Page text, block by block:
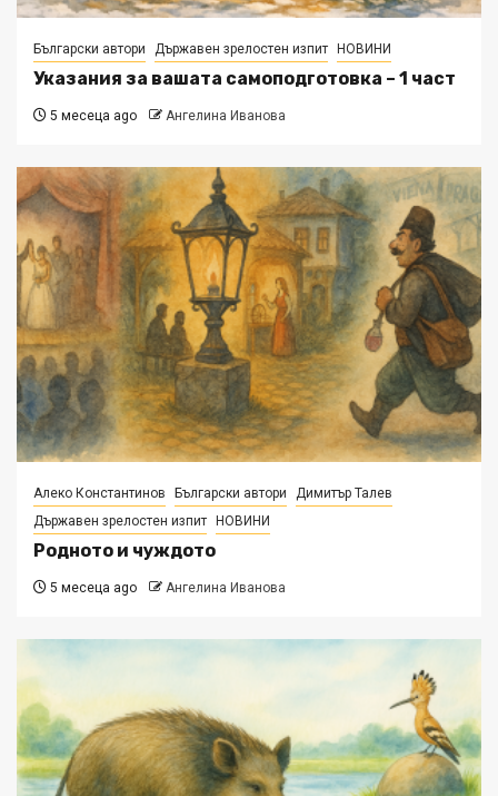
Български автори Държавен зрелостен изпит НОВИНИ
Указания за вашата самоподготовка – 1 част
5 месеца ago Ангелина Иванова
Алеко Константинов Български автори
Димитър Талев
Държавен зрелостен изпит НОВИНИ
Родното и чуждото
5 месеца ago Ангелина Иванова